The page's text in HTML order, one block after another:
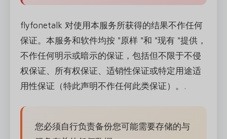
flyfonetalk 对使用本服务所获得的结果不作任何
保证。本服务和软件均按 "原样 "和 "现有 "提供，
不作任何明示或暗示的保证，包括但不限于不侵
权保证、所有权保证、适销性保证或特定用途适
用性保证（特此声明不作任何此类保证）。.
您必须自行负责备份您可能需要存储的与